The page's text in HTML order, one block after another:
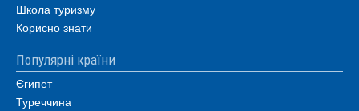
Школа туризму
Корисно знати
Популярні країни
Єгипет
Туреччина